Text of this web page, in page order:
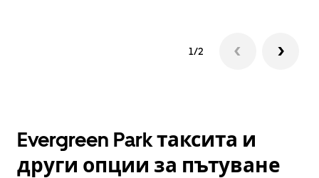
1/2
Evergreen Park таксита и
други опции за пътуване